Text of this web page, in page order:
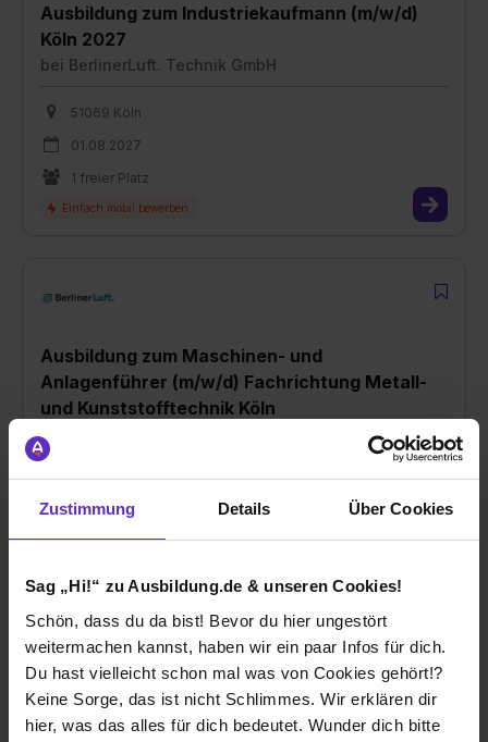
Zustimmung Details Über Cookies
Sag „Hi!“ zu Ausbildung.de & unseren Cookies!
Schön, dass du da bist! Bevor du hier ungestört
weitermachen kannst, haben wir ein paar Infos für dich.
Du hast vielleicht schon mal was von Cookies gehört!?
Keine Sorge, das ist nicht Schlimmes. Wir erklären dir
hier, was das alles für dich bedeutet. Wunder dich bitte
Ausbildung zum Industriekaufmann (m/w/d)
Köln 2027
bei BerlinerLuft. Technik GmbH
51069 Köln
01.08.2027
1 freier Platz
Ausbildung zum Maschinen- und
Anlagenführer (m/w/d) Fachrichtung Metall-
und Kunststofftechnik Köln
bei
51069 Köln
01.08.2027
1 freier Platz
Weitere Ergebnisse laden